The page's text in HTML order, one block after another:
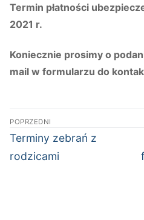
Termin płatności
2021 r.
Koniecznie prosimy o
mail w formularzu do
Nawigacja
wpisu
POPRZEDNI
Poprzedni
wpis:
Terminy zebrań z
rodzicami